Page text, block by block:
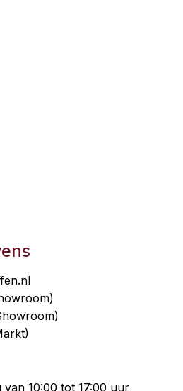
van 10:00 tot 17:00 uur